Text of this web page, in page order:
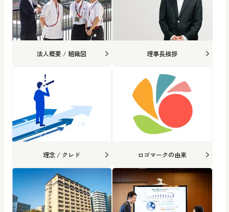
法人概要 / 組織図 理事長挨拶
理念 / クレド ロゴマークの由来